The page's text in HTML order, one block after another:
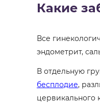
Какие
Все
эндометрит,
В отдельную
бесплодие,
цервикального